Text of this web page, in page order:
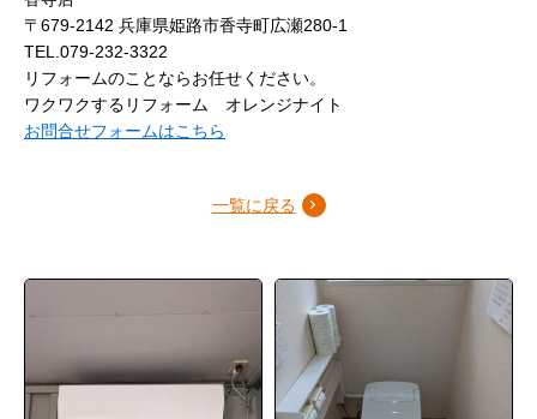
〒679-2142 兵庫県姫路市香寺町広瀬280-1
TEL.079-232-3322
リフォームのことならお任せください。
ワクワクするリフォーム オレンジナイト
お問合せフォームはこちら
一覧に戻る